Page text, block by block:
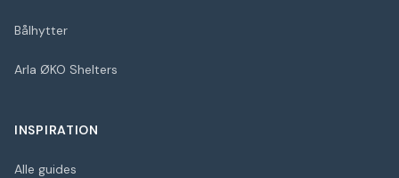
Bålhytter
Arla ØKO Shelters
INSPIRATION
Alle guides